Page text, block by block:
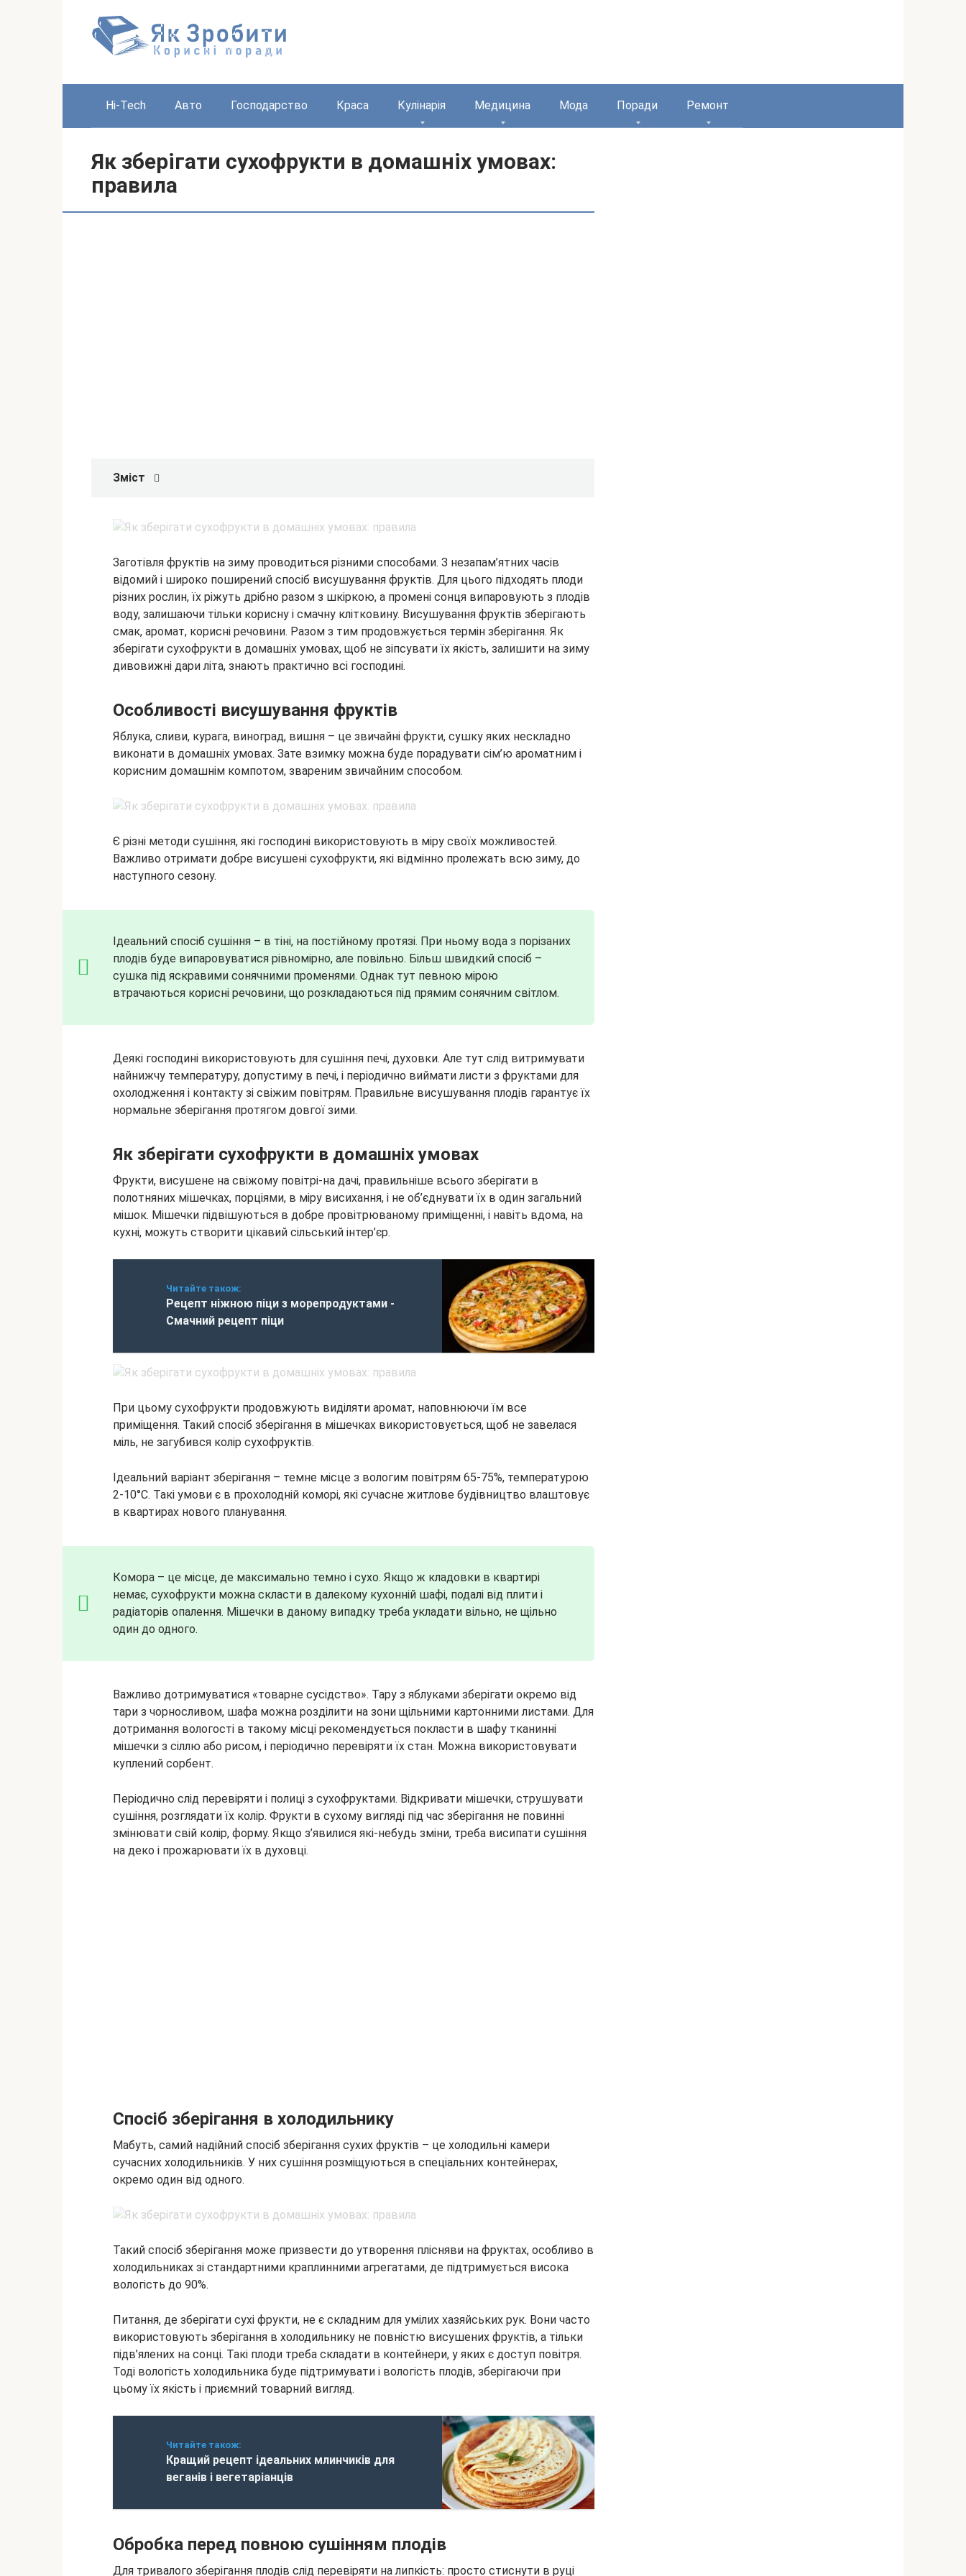
Hi-Tech Авто Господарство Краса Кулінарія Медицина Мода Поради Ремонт
Як зберігати сухофрукти в домашніх умовах:
правила
Зміст
Заготівля фруктів на зиму проводиться різними способами. З незапам’ятних часів
відомий і широко поширений спосіб висушування фруктів. Для цього підходять плоди
різних рослин, їх ріжуть дрібно разом з шкіркою, а промені сонця випаровують з плодів
воду, залишаючи тільки корисну і смачну клітковину. Висушування фруктів зберігають
смак, аромат, корисні речовини. Разом з тим продовжується термін зберігання. Як
зберігати сухофрукти в домашніх умовах, щоб не зіпсувати їх якість, залишити на зиму
дивовижні дари літа, знають практично всі господині.
Особливості висушування фруктів
Яблука, сливи, курага, виноград, вишня – це звичайні фрукти, сушку яких нескладно
виконати в домашніх умовах. Зате взимку можна буде порадувати сім’ю ароматним і
корисним домашнім компотом, звареним звичайним способом.
Є різні методи сушіння, які господині використовують в міру своїх можливостей.
Важливо отримати добре висушені сухофрукти, які відмінно пролежать всю зиму, до
наступного сезону.
Ідеальний спосіб сушіння – в тіні, на постійному протязі. При ньому вода з порізаних
плодів буде випаровуватися рівномірно, але повільно. Більш швидкий спосіб –
сушка під яскравими сонячними променями. Однак тут певною мірою
втрачаються корисні речовини, що розкладаються під прямим сонячним світлом.
Деякі господині використовують для сушіння печі, духовки. Але тут слід витримувати
найнижчу температуру, допустиму в печі, і періодично виймати листи з фруктами для
охолодження і контакту зі свіжим повітрям. Правильне висушування плодів гарантує їх
нормальне зберігання протягом довгої зими.
Як зберігати сухофрукти в домашніх умовах
Фрукти, висушене на свіжому повітрі-на дачі, правильніше всього зберігати в
полотняних мішечках, порціями, в міру висихання, і не об’єднувати їх в один загальний
мішок. Мішечки підвішуються в добре провітрюваному приміщенні, і навіть вдома, на
кухні, можуть створити цікавий сільський інтер’єр.
Читайте також:
Рецепт ніжною піци з морепродуктами -
Смачний рецепт піци
При цьому сухофрукти продовжують виділяти аромат, наповнюючи їм все
приміщення. Такий спосіб зберігання в мішечках використовується, щоб не завелася
міль, не загубився колір сухофруктів.
Ідеальний варіант зберігання – темне місце з вологим повітрям 65-75%, температурою
2-10°С. Такі умови є в прохолодній коморі, які сучасне житлове будівництво влаштовує
в квартирах нового планування.
Комора – це місце, де максимально темно і сухо. Якщо ж кладовки в квартирі
немає, сухофрукти можна скласти в далекому кухонній шафі, подалі від плити і
радіаторів опалення. Мішечки в даному випадку треба укладати вільно, не щільно
один до одного.
Важливо дотримуватися «товарне сусідство». Тару з яблуками зберігати окремо від
тари з чорносливом, шафа можна розділити на зони щільними картонними листами. Для
дотримання вологості в такому місці рекомендується покласти в шафу тканинні
мішечки з сіллю або рисом, і періодично перевіряти їх стан. Можна використовувати
куплений сорбент.
Періодично слід перевіряти і полиці з сухофруктами. Відкривати мішечки, струшувати
сушіння, розглядати їх колір. Фрукти в сухому вигляді під час зберігання не повинні
змінювати свій колір, форму. Якщо з’явилися які-небудь зміни, треба висипати сушіння
на деко і прожарювати їх в духовці.
Спосіб зберігання в холодильнику
Мабуть, самий надійний спосіб зберігання сухих фруктів – це холодильні камери
сучасних холодильників. У них сушіння розміщуються в спеціальних контейнерах,
окремо один від одного.
Такий спосіб зберігання може призвести до утворення плісняви на фруктах, особливо в
холодильниках зі стандартними краплинними агрегатами, де підтримується висока
вологість до 90%.
Питання, де зберігати сухі фрукти, не є складним для умілих хазяйських рук. Вони часто
використовують зберігання в холодильнику не повністю висушених фруктів, а тільки
підв’ялених на сонці. Такі плоди треба складати в контейнери, у яких є доступ повітря.
Тоді вологість холодильника буде підтримувати і вологість плодів, зберігаючи при
цьому їх якість і приємний товарний вигляд.
Читайте також:
Кращий рецепт ідеальних млинчиків для
веганів і вегетаріанців
Обробка перед повною сушінням плодів
Для тривалого зберігання плодів слід перевіряти на липкість: просто стиснути в руці